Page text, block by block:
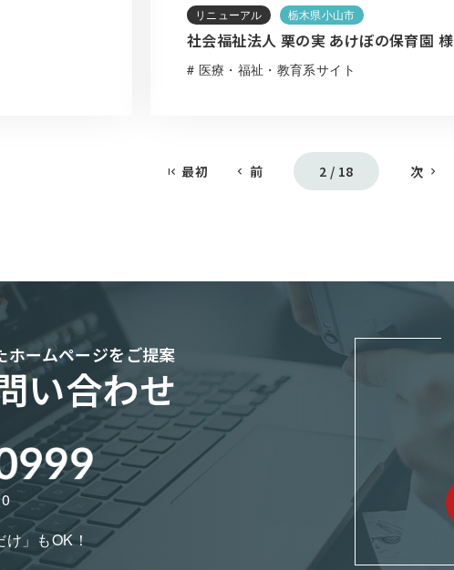
リニューアル 栃木県小山市
社会福祉法人 栗の実 あけぼの保育園 様
# 医療・福祉・教育系サイト
最初 前 2 / 18 次
ホームページをご提案
い合わせ
」もOK！